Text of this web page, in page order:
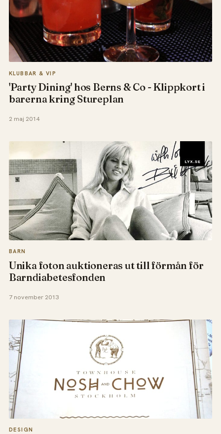
KLUBBAR & VIP
'Party Dining' hos Berns & Co - Klippkort i
barerna kring Stureplan
2 maj 2014
BARN
Unika foton auktioneras ut till förmån för
Barndiabetesfonden
7 november 2013
DESIGN